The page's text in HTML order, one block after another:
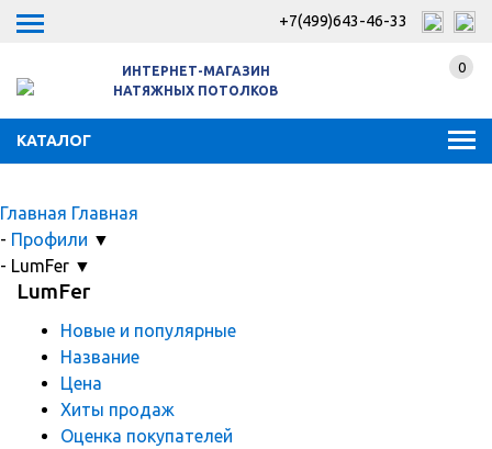
+7(499)643-46-33
ИНТЕРНЕТ-МАГАЗИН
НАТЯЖНЫХ ПОТОЛКОВ
КАТАЛОГ
0
Главная Главная
- Профили ▼
- LumFer ▼
LumFer
Новые и популярные
Название
Цена
Хиты продаж
Оценка покупателей